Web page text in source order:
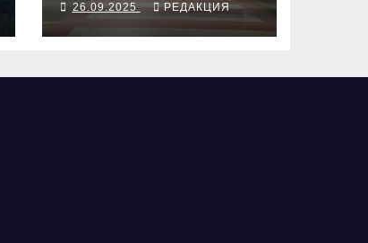
26.09.2025 РЕДАКЦИЯ